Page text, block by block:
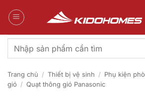
qua
Tìm
kiếm:
Trang chủ / Thiết bị vệ sinh / Phụ kiện
gió / Quạt thông gió Panasonic